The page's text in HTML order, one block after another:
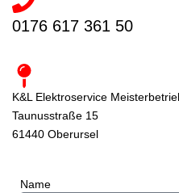
0176 617 361 50
K&L Elektroservice
Taunusstraße 15
61440 Oberursel
Name